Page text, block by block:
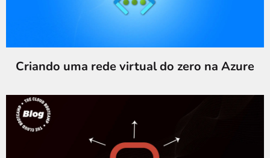
Criando uma rede virtual do zero na Azure